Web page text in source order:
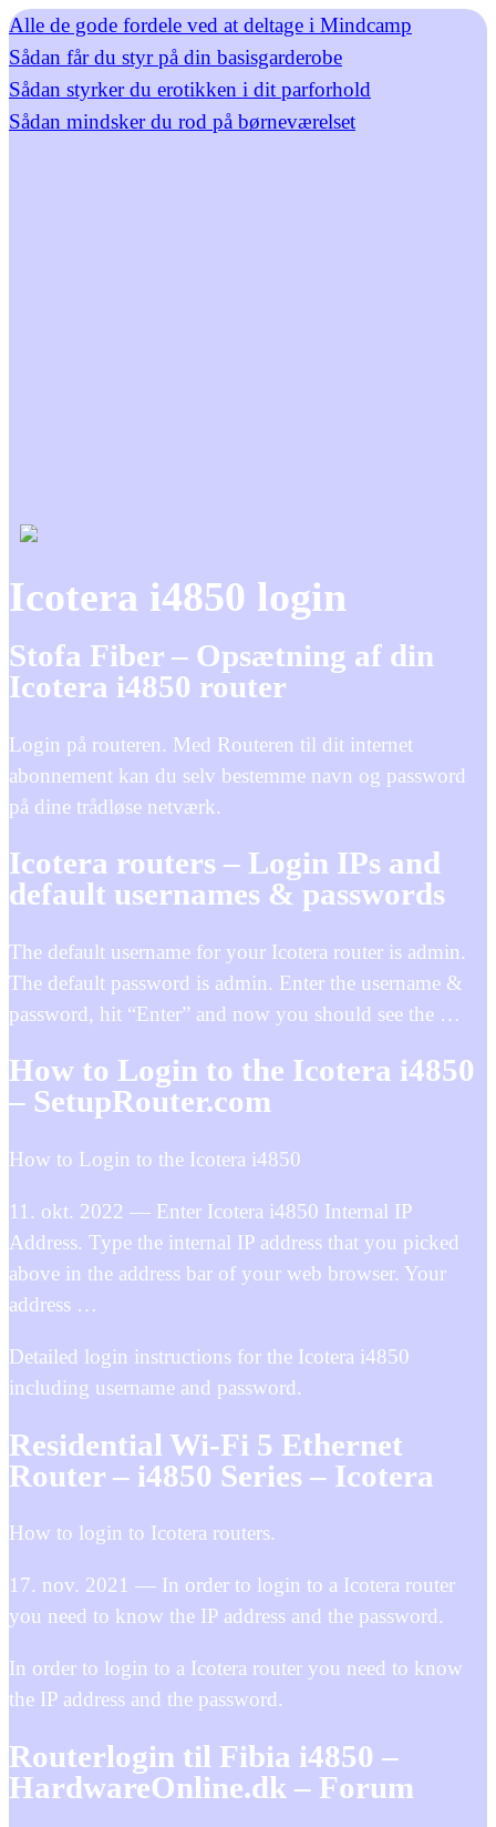
Alle de gode fordele ved at deltage i Mindcamp
Sådan får du styr på din basisgarderobe
Sådan styrker du erotikken i dit parforhold
Sådan mindsker du rod på børneværelset
Icotera i4850 login
Stofa Fiber – Opsætning af din
Icotera i4850 router
Login på routeren. Med Routeren til dit internet
abonnement kan du selv bestemme navn og password
på dine trådløse netværk.
Icotera routers – Login IPs and
default usernames & passwords
The default username for your Icotera router is admin.
The default password is admin. Enter the username &
password, hit “Enter” and now you should see the …
How to Login to the Icotera i4850
– SetupRouter.com
How to Login to the Icotera i4850
11. okt. 2022 — Enter Icotera i4850 Internal IP
Address. Type the internal IP address that you picked
above in the address bar of your web browser. Your
address …
Detailed login instructions for the Icotera i4850
including username and password.
Residential Wi-Fi 5 Ethernet
Router – i4850 Series – Icotera
How to login to Icotera routers.
17. nov. 2021 — In order to login to a Icotera router
you need to know the IP address and the password.
In order to login to a Icotera router you need to know
the IP address and the password.
Routerlogin til Fibia i4850 –
HardwareOnline.dk – Forum